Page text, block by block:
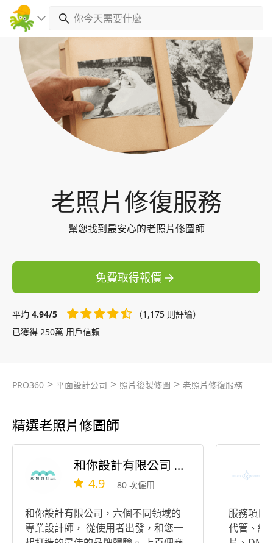
老照片修復服務
幫您找到最安心的老照片修圖師
免費取得報價
平均 4.94/5
（1,175 則評論）
已獲得 250萬 用戶信賴
PRO360 > 平面設計公司 > 照片後製修圖 > 老照片修復服務
精選老照片修圖師
和你設計有限公司 Hannee Design
4.9 80 次僱用
和你設計有限公司，六個不同領域的
專業設計師， 從使用者出發，和您一
服務項目
代管、網